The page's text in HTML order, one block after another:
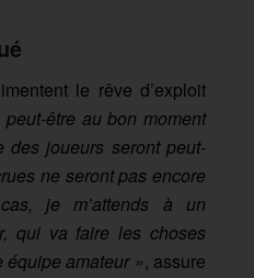
le rêve d’exploit
être au bon moment
joueurs seront peut-
ne seront pas encore
je m’attends à un
qui va faire les choses
amateur », assure